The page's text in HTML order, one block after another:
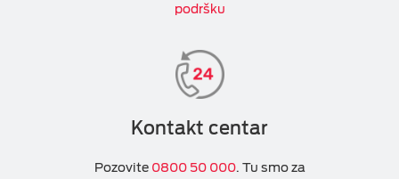
podršku
Kontakt centar
Pozovite 0800 50 000. Tu smo za